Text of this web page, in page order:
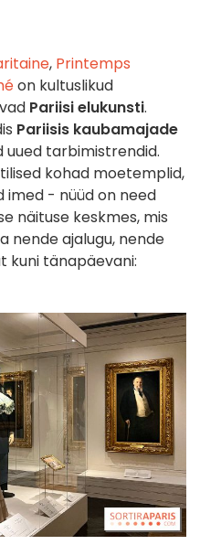
, Printemps
on kultuslikud
Pariisi elukunsti.
Pariisis kaubamajade
uued tarbimistrendid.
kohad moetemplid,
imed - nüüd on need
näituse keskmes, mis
nende ajalugu, nende
kuni tänapäevani: